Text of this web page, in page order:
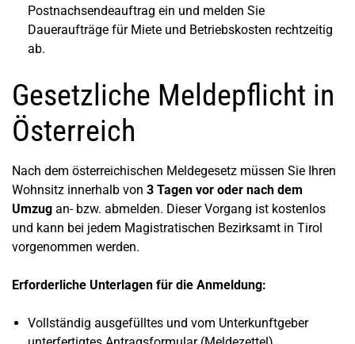
Postnachsendeauftrag ein und melden Sie
Daueraufträge für Miete und Betriebskosten rechtzeitig
ab.
Gesetzliche Meldepflicht in
Österreich
Nach dem österreichischen Meldegesetz müssen Sie Ihren
Wohnsitz innerhalb von 3 Tagen vor oder nach dem
Umzug an- bzw. abmelden. Dieser Vorgang ist kostenlos
und kann bei jedem Magistratischen Bezirksamt in Tirol
vorgenommen werden.
Erforderliche Unterlagen für die Anmeldung:
Vollständig ausgefülltes und vom Unterkunftgeber